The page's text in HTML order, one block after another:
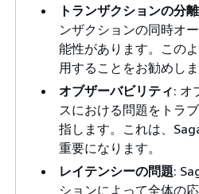
トランザクションの分離
ンザクションの同時オ
能性があります。この
用することをお勧めしま
オブザーバビリティ: オ
スにおける問題をトラ
指します。これは、
重要になります。
レイテンシーの問題:
ションによって全体の